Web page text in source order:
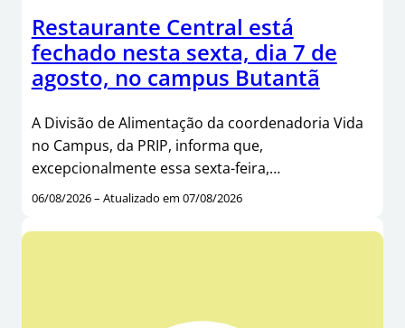
Restaurante Central está
fechado nesta sexta, dia 7 de
agosto, no campus Butantã
A Divisão de Alimentação da coordenadoria Vida
no Campus, da PRIP, informa que,
excepcionalmente essa sexta-feira,…
06/08/2026 – Atualizado em 07/08/2026